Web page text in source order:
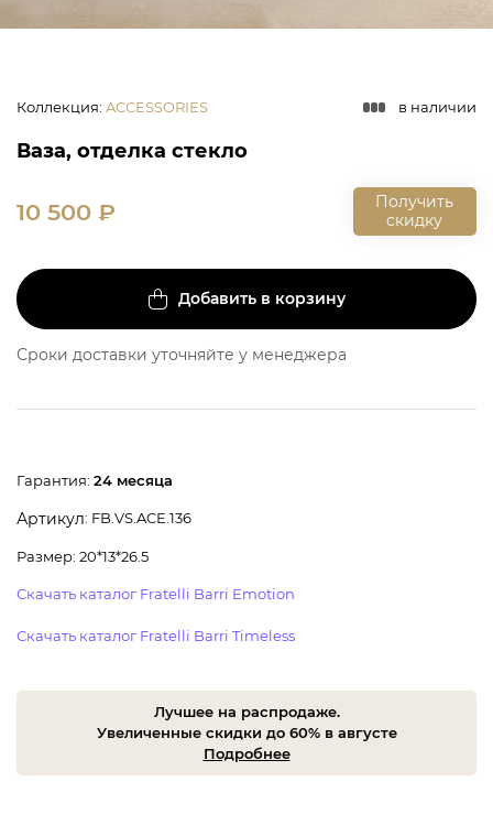
Коллекция: ACCESSORIES в наличии
Ваза, отделка стекло
10 500 ₽
Получить
скидку
Добавить в корзину
Сроки доставки уточняйте у менеджера
Гарантия: 24 месяца
Артикул: FB.VS.ACE.136
Размер: 20*13*26.5
Скачать каталог Fratelli Barri Emotion
Скачать каталог Fratelli Barri Timeless
Лучшее на распродаже.
Увеличенные скидки до 60% в августе
Подробнее